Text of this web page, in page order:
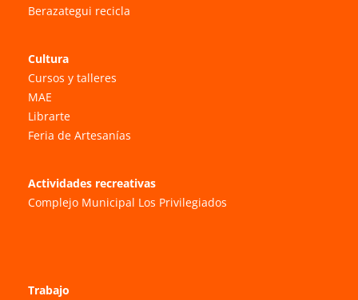
Berazategui recicla
Cultura
Cursos y talleres
MAE
Librarte
Feria de Artesanías
Actividades recreativas
Complejo Municipal Los Privilegiados
Trabajo